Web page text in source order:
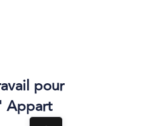
pour
Appart